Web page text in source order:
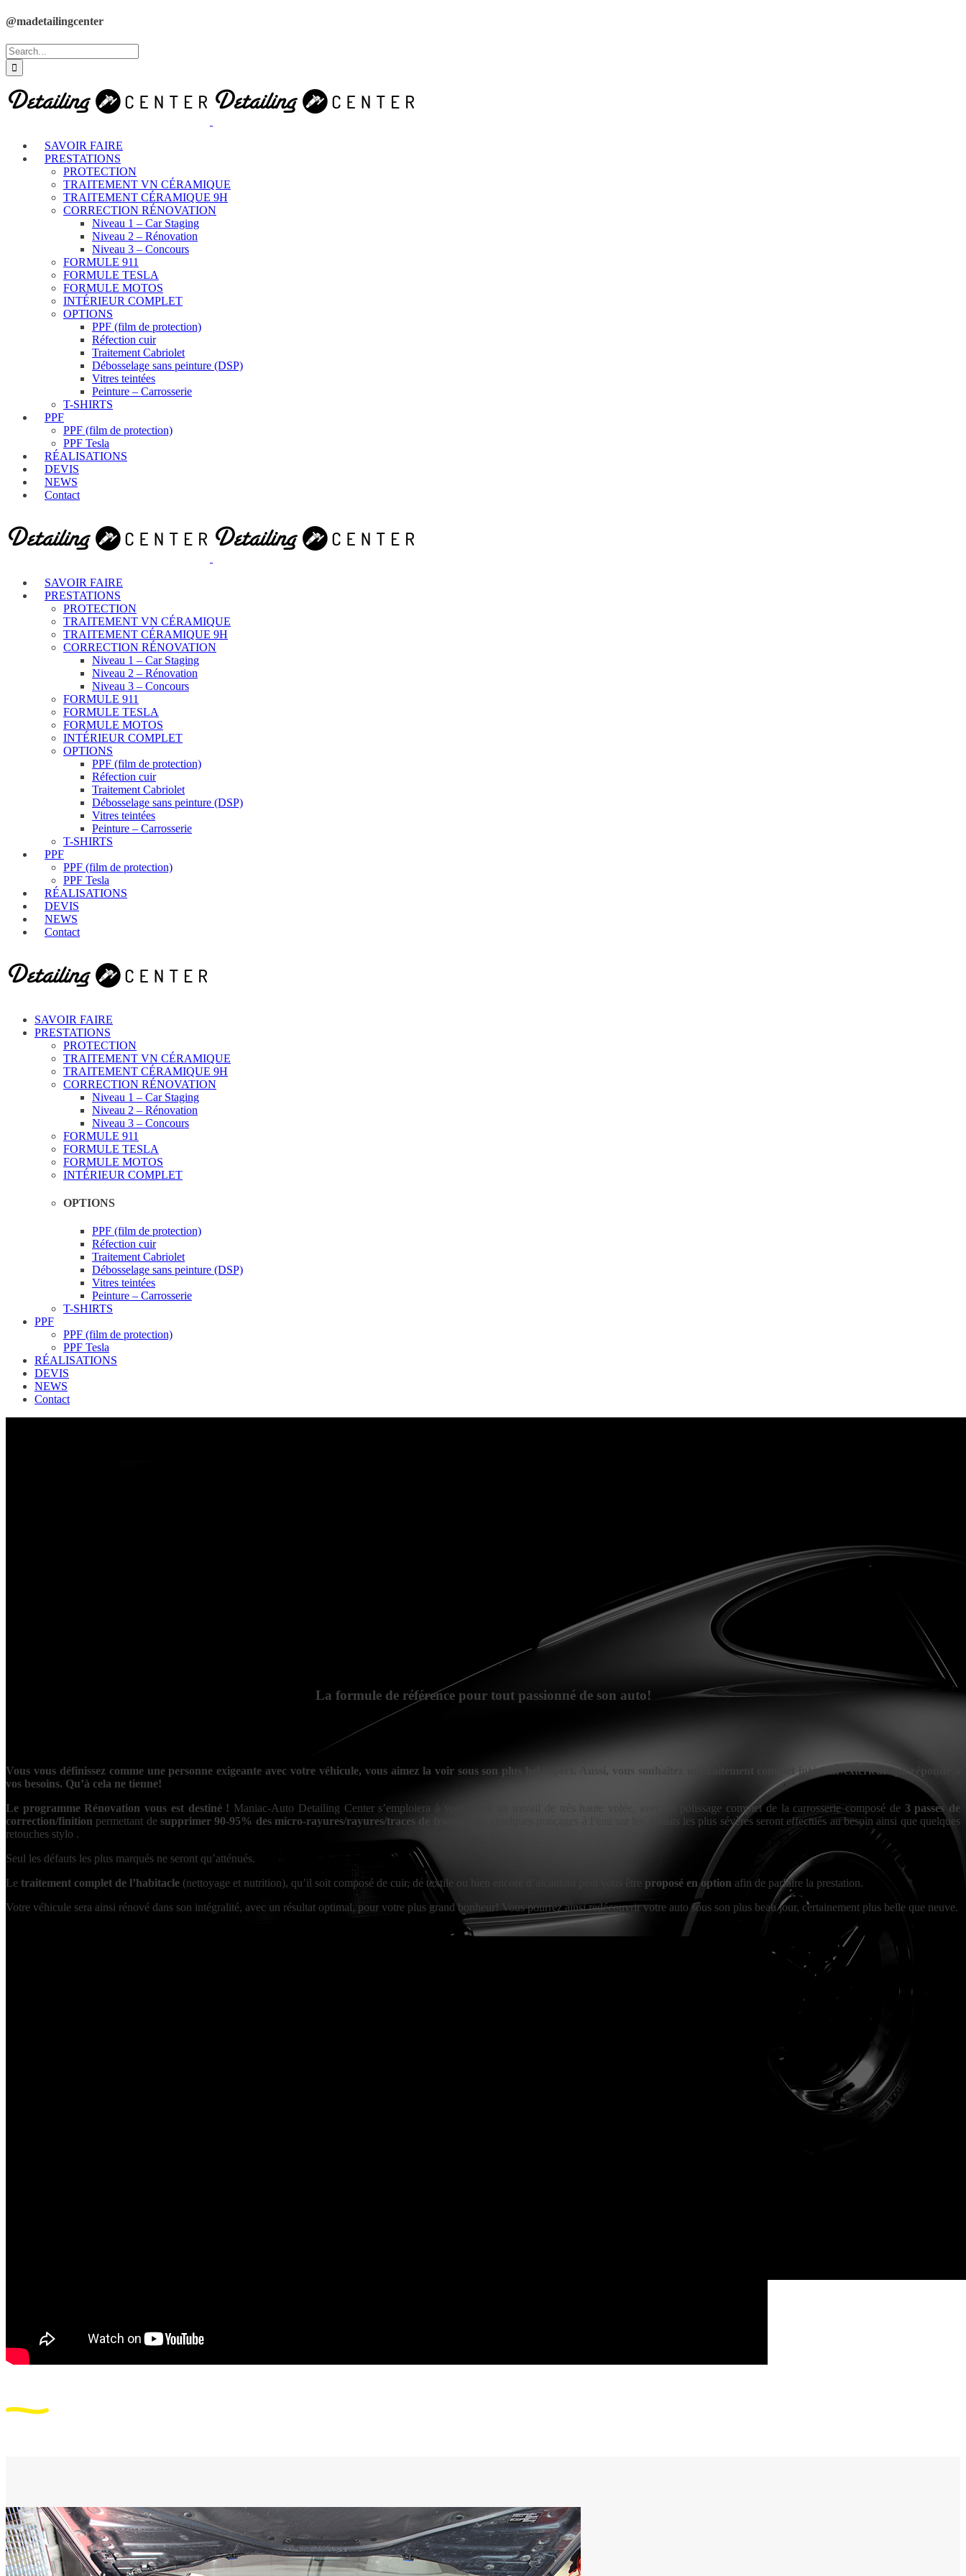
@madetailingcenter
SAVOIR FAIRE
PRESTATIONS
PROTECTION
TRAITEMENT VN CÉRAMIQUE
TRAITEMENT CÉRAMIQUE 9H
CORRECTION RÉNOVATION
Niveau 1 – Car Staging
Niveau 2 – Rénovation
Niveau 3 – Concours
FORMULE 911
FORMULE TESLA
FORMULE MOTOS
INTÉRIEUR COMPLET
OPTIONS
PPF (film de protection)
Réfection cuir
Traitement Cabriolet
Débosselage sans peinture (DSP)
Vitres teintées
Peinture – Carrosserie
T-SHIRTS
PPF
PPF (film de protection)
PPF Tesla
RÉALISATIONS
DEVIS
NEWS
Contact
SAVOIR FAIRE
PRESTATIONS
PROTECTION
TRAITEMENT VN CÉRAMIQUE
TRAITEMENT CÉRAMIQUE 9H
CORRECTION RÉNOVATION
Niveau 1 – Car Staging
Niveau 2 – Rénovation
Niveau 3 – Concours
FORMULE 911
FORMULE TESLA
FORMULE MOTOS
INTÉRIEUR COMPLET
OPTIONS
PPF (film de protection)
Réfection cuir
Traitement Cabriolet
Débosselage sans peinture (DSP)
Vitres teintées
Peinture – Carrosserie
T-SHIRTS
PPF
PPF (film de protection)
PPF Tesla
RÉALISATIONS
DEVIS
NEWS
Contact
SAVOIR FAIRE
PRESTATIONS
PROTECTION
TRAITEMENT VN CÉRAMIQUE
TRAITEMENT CÉRAMIQUE 9H
CORRECTION RÉNOVATION
Niveau 1 – Car Staging
Niveau 2 – Rénovation
Niveau 3 – Concours
FORMULE 911
FORMULE TESLA
FORMULE MOTOS
INTÉRIEUR COMPLET
OPTIONS
PPF (film de protection)
Réfection cuir
Traitement Cabriolet
Débosselage sans peinture (DSP)
Vitres teintées
Peinture – Carrosserie
T-SHIRTS
PPF
PPF (film de protection)
PPF Tesla
RÉALISATIONS
DEVIS
NEWS
Contact
La formule de référence pour tout passionné de son auto!
Vous vous définissez comme une personne exigeante avec votre véhicule, vous aimez la voir sous son plus bel aspect. Aussi, vous souhaitez un traitement complet intérieur/extérieur qui réponde à
vos besoins. Qu’à cela ne tienne!
Le programme Rénovation vous est destiné ! Maniac-Auto Detailing Center s’emploiera à vous offrir un travail de très haute volée, avec un polissage complet de la carrosserie composé de 3 passes de
correction/finition permettant de supprimer 90-95% des micro-rayures/rayures/traces de frottement
. Quelques ponçages à l’eau sur les défauts les plus sévères seront effectués au besoin ainsi que quelques
retouches stylo .
Seul les défauts les plus marqués ne seront qu’atténués.
Le traitement complet de l’habitacle (nettoyage et nutrition), qu’il soit composé de cuir, de textile ou bien encore d’alcantara peut vous être proposé en option afin de parfaire la prestation.
Votre véhicule sera ainsi rénové dans son intégralité, avec un résultat optimal, pour votre plus grand bonheur! Vous pourrez ainsi redécouvrir votre auto sous son plus beau jour, certainement plus belle que neuve.